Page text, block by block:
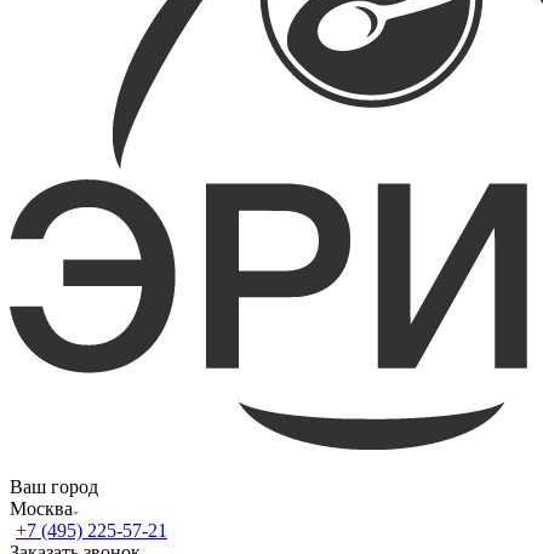
Ваш город
Москва
+7 (495) 225-57-21